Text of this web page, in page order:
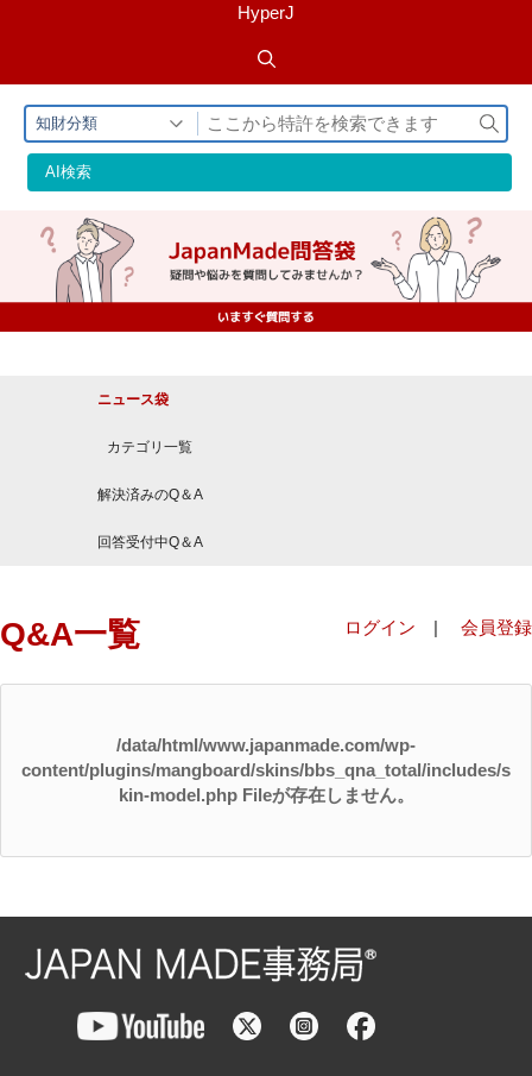
HyperJ
知財分類
検
索
AI検索
ニュース袋
カテゴリ一覧
解決済みのQ＆A
回答受付中Q＆A
Q&A一覧 ログイン | 会員登録
/data/html/www.japanmade.com/wp-
content/plugins/mangboard/skins/bbs_qna_total/includes/s
kin-model.php Fileが存在しません。